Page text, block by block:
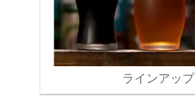
ラインアップ